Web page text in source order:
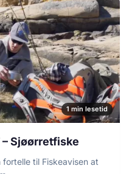
1 min lesetid
– Sjøørretfiske
fortelle til Fiskeavisen at